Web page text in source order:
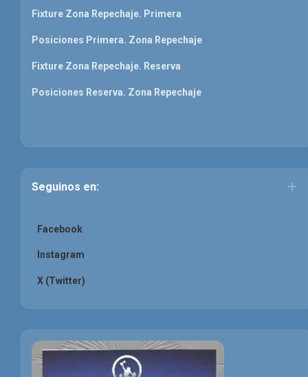
Fixture Zona Repechaje. Primera
Posiciones Primera. Zona Repechaje
Fixture Zona Repechaje. Reserva
Posiciones Reserva. Zona Repechaje
Seguinos en:
Facebook
Instagram
X (Twitter)